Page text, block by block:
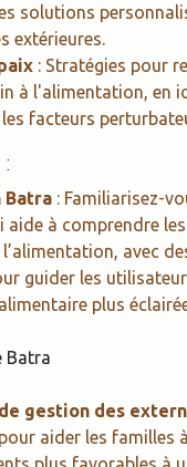
solutions
extérieures.
: Stratégies pour
à l'alimentation, en
facteurs
Batra : Familiarisez-
à comprendre
avec
guider les
plus
Batra
gestion des
aider les familles